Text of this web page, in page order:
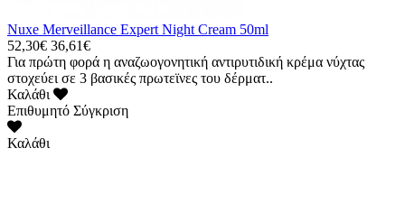
Nuxe Merveillance Expert Night Cream 50ml
52,30€ 36,61€
Για πρώτη φορά η αναζωογονητική αντιρυτιδική κρέμα νύχτας
στοχεύει σε 3 βασικές πρωτεϊνες του δέρματ..
Καλάθι
Επιθυμητό Σύγκριση
Καλάθι